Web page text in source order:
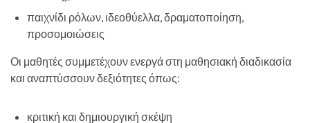
παιχνίδι ρόλων, ιδεοθύελλα, δραματοποίηση,
προσομοιώσεις
Οι μαθητές συμμετέχουν ενεργά στη μαθησιακή διαδικασία
και αναπτύσσουν δεξιότητες όπως:
κριτική και δημιουργική σκέψη